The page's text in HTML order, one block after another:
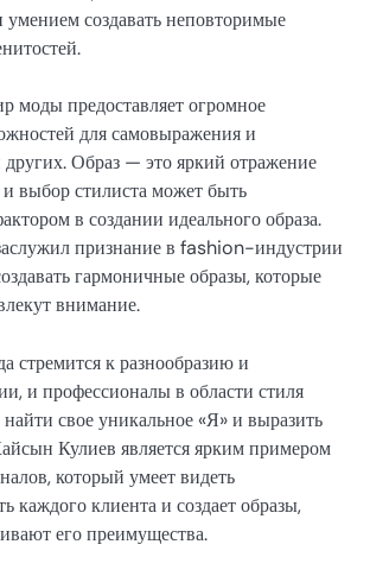
умением создавать неповторимые
моды предоставляет огромное
для самовыражения и
Образ — это яркий отражение
выбор стилиста может быть
в создании идеального образа.
признание в fashion-индустрии
гармоничные образы, которые
внимание.
стремится к разнообразию и
и профессионалы в области стиля
свое уникальное «Я» и выразить
Кулиев является ярким примером
который умеет видеть
каждого клиента и создает образы,
его преимущества.